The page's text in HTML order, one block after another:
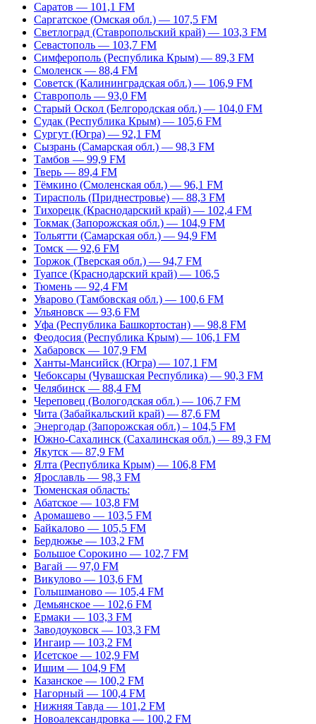
Саратов — 101,1 FM
Саргатское (Омская обл.) — 107,5 FM
Светлоград (Ставропольский край) — 103,3 FM
Севастополь — 103,7 FM
Симферополь (Республика Крым) — 89,3 FM
Смоленск — 88,4 FM
Советск (Калининградская обл.) — 106,9 FM
Ставрополь — 93,0 FM
Старый Оскол (Белгородская обл.) — 104,0 FM
Судак (Республика Крым) — 105,6 FM
Сургут (Югра) — 92,1 FM
Сызрань (Самарская обл.) — 98,3 FM
Тамбов — 99,9 FM
Тверь — 89,4 FM
Тёмкино (Смоленская обл.) — 96,1 FM
Тирасполь (Приднестровье) — 88,3 FM
Тихорецк (Краснодарский край) — 102,4 FM
Токмак (Запорожская обл.) — 104,9 FM
Тольятти (Самарская обл.) — 94,9 FM
Томск — 92,6 FM
Торжок (Тверская обл.) — 94,7 FM
Туапсе (Краснодарский край) — 106,5
Тюмень — 92,4 FM
Уварово (Тамбовская обл.) — 100,6 FM
Ульяновск — 93,6 FM
Уфа (Республика Башкортостан) — 98,8 FM
Феодосия (Республика Крым) — 106,1 FM
Хабаровск — 107,9 FM
Ханты-Мансийск (Югра) — 107,1 FM
Чебоксары (Чувашская Республика) — 90,3 FM
Челябинск — 88,4 FM
Череповец (Вологодская обл.) — 106,7 FM
Чита (Забайкальский край) — 87,6 FM
Энергодар (Запорожская обл.) – 104,5 FM
Южно-Сахалинск (Сахалинская обл.) — 89,3 FM
Якутск — 87,9 FM
Ялта (Республика Крым) — 106,8 FM
Ярославль — 98,3 FM
Тюменская область:
Абатское — 103,8 FM
Аромашево — 103,5 FM
Байкалово — 105,5 FM
Бердюжье — 103,2 FM
Большое Сорокино — 102,7 FM
Вагай — 97,0 FM
Викулово — 103,6 FM
Голышманово — 105,4 FM
Демьянское — 102,6 FM
Ермаки — 103,3 FM
Заводоуковск — 103,3 FM
Ингаир — 103,2 FM
Исетское — 102,9 FM
Ишим — 104,9 FM
Казанское — 100,2 FM
Нагорный — 100,4 FM
Нижняя Тавда — 101,2 FM
Новоалександровка — 100,2 FM